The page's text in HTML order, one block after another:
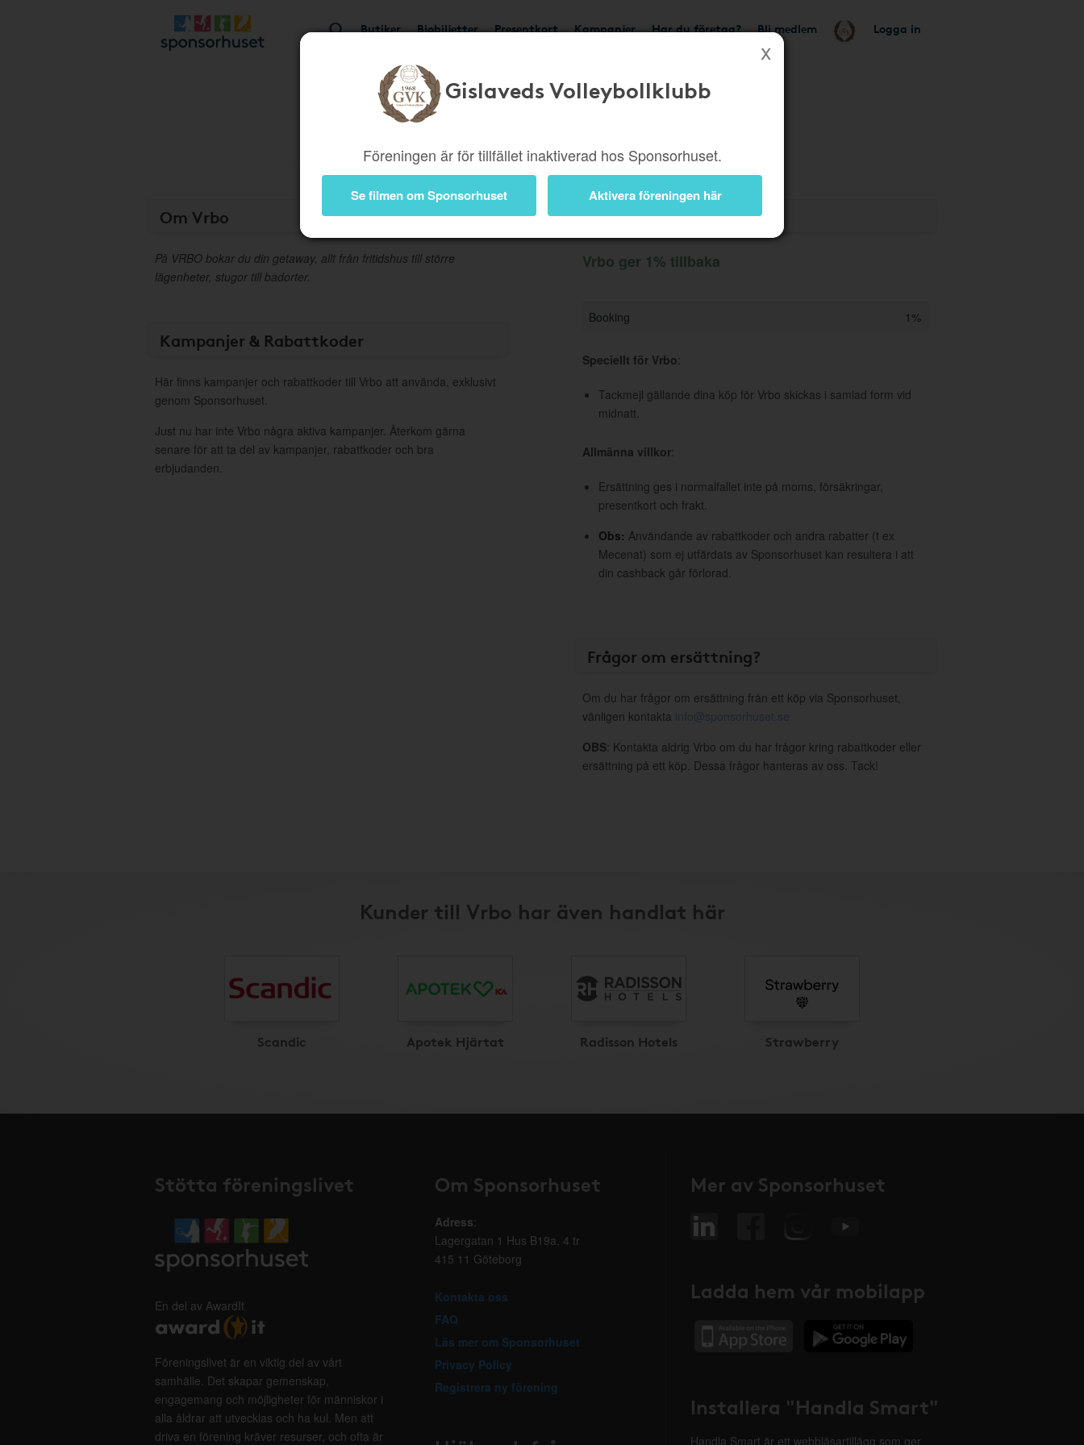
Butiker Biobiljetter Presentkort Kampanjer Har du företag? Bli medlem Logga in
Gislaveds Volleybollklubb
Föreningen är för tillfället inaktiverad hos Sponsorhuset.
Se filmen om Sponsorhuset Aktivera föreningen här
Om Vrbo
På VRBO bokar du din getaway, allt från fritidshus till större
lägenheter, stugor till badorter.
Kampanjer & Rabattkoder
Här finns kampanjer och rabattkoder till Vrbo att använda, exklusivt
genom Sponsorhuset.
Just nu har inte Vrbo några aktiva kampanjer. Återkom gärna
senare för att ta del av kampanjer, rabattkoder och bra
erbjudanden.
Information
Vrbo ger 1% tillbaka
Booking 1%
Speciellt för Vrbo:
Tackmejl gällande dina köp för Vrbo skickas i samlad form vid
midnatt.
Allmänna villkor:
Ersättning ges i normalfallet inte på moms, försäkringar,
presentkort och frakt.
Obs: Användande av rabattkoder och andra rabatter (t ex
Mecenat) som ej utfärdats av Sponsorhuset kan resultera i att
din cashback går förlorad.
Frågor om ersättning?
Om du har frågor om ersättning från ett köp via Sponsorhuset,
vänligen kontakta info@sponsorhuset.se
OBS: Kontakta aldrig Vrbo om du har frågor kring rabattkoder eller
ersättning på ett köp. Dessa frågor hanteras av oss. Tack!
Kunder till Vrbo har även handlat här
Scandic Apotek Hjärtat Radisson Hotels Strawberry
Stötta föreningslivet
En del av AwardIt
Föreningslivet är en viktig del av vårt
samhälle. Det skapar gemenskap,
engagemang och möjligheter för människor i
alla åldrar att utvecklas och ha kul. Men att
driva en förening kräver resurser, och ofta är
Om Sponsorhuset
Adress:
Lagergatan 1 Hus B19a, 4 tr
415 11 Göteborg
Kontakta oss
FAQ
Läs mer om Sponsorhuset
Privacy Policy
Registrera ny förening
Mer av Sponsorhuset
Ladda hem vår mobilapp
Installera "Handla Smart"
Handla Smart är ett webbläsartillägg som ger